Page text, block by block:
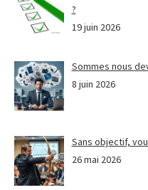
?
19 juin 2026
Sommes nous
8 juin 2026
Sans objectif,
26 mai 2026